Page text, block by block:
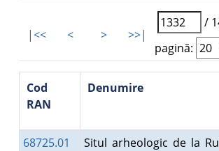
|<< < > >>|
/
pagină:
Cod
RAN
Denumire
68725.01
Situl arheologic de la